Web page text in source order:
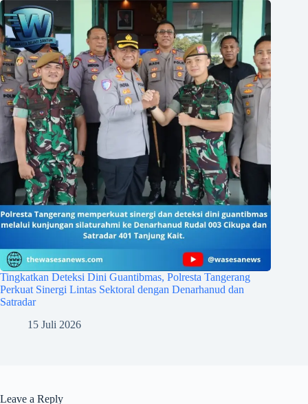
Tingkatkan Deteksi Dini Guantibmas, Polresta Tangerang
Perkuat Sinergi Lintas Sektoral dengan Denarhanud dan
Satradar
15 Juli 2026
Leave a Reply